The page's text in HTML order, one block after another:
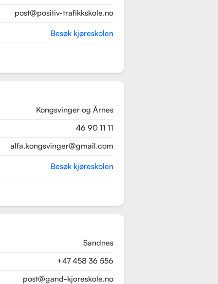
post@positiv-trafikkskole.no
Besøk kjøreskolen
Kongsvinger og Årnes
46 90 11 11
alfa.kongsvinger@gmail.com
Besøk kjøreskolen
Sandnes
+47 458 36 556
post@gand-kjoreskole.no